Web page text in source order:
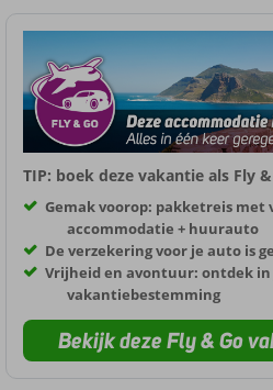
TIP: boek deze vakantie als Fly
Gemak voorop: pakketreis met
accommodatie + huurauto
De verzekering voor je auto is
Vrijheid en avontuur: ontdek in
vakantiebestemming
Bekijk deze Fly & Go